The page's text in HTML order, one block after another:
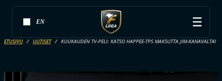
EN
ETUSIVU UUTISET KUUKAUDEN TV-PELI: KATSO HAPPEE-TPS MAKSUTTA JIM-KANAVALTA!